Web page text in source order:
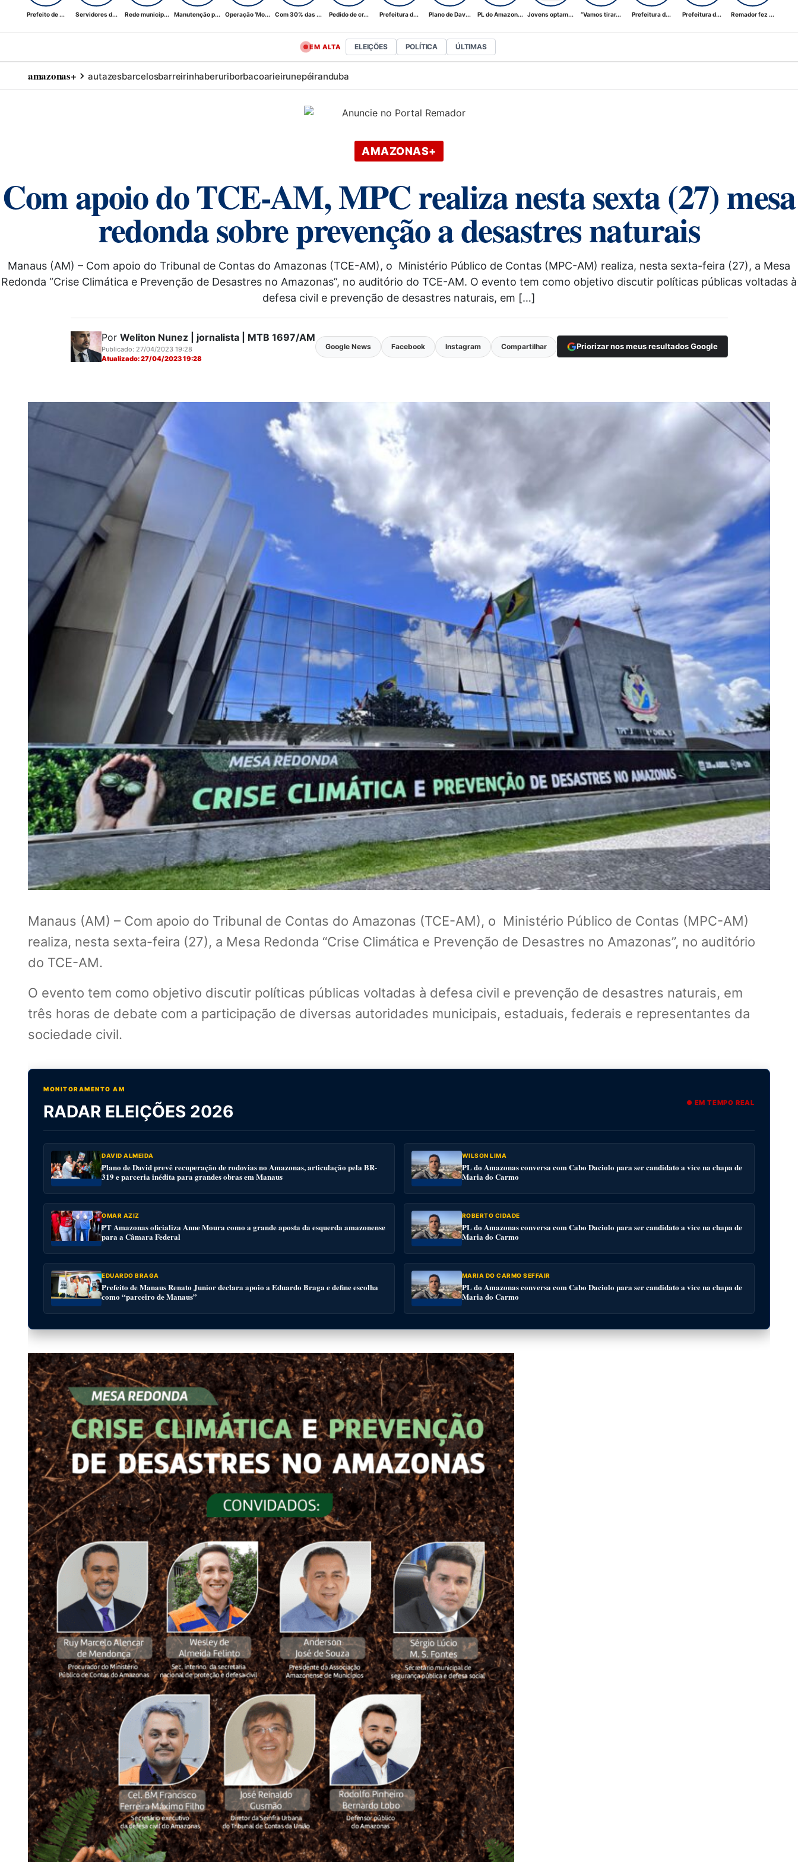
Prefeito de ... Servidores d... Rede municip... Manutenção p... Operação ‘Mo... Com 30% das ... Pedido de cr... Prefeitura d... Plano de Dav... PL do Amazon... Jovens optam... “Vamos tirar... Prefeitura d... Prefeitura d... Remador fez ...
EM ALTA ELEIÇÕES POLÍTICA ÚLTIMAS
amazonas+ autazesbarcelosbarreirinhaberuriborbacoarieirunepéiranduba
AMAZONAS+
Com apoio do TCE-AM, MPC realiza nesta sexta (27) mesa
redonda sobre prevenção a desastres naturais
Manaus (AM) – Com apoio do Tribunal de Contas do Amazonas (TCE-AM), o Ministério Público de Contas (MPC-AM) realiza, nesta sexta-feira (27), a Mesa
Redonda “Crise Climática e Prevenção de Desastres no Amazonas”, no auditório do TCE-AM. O evento tem como objetivo discutir políticas públicas voltadas à
defesa civil e prevenção de desastres naturais, em […]
Por Weliton Nunez | jornalista | MTB 1697/AM
Publicado: 27/04/2023 19:28
Atualizado: 27/04/2023 19:28
Google News Facebook Instagram Compartilhar Priorizar nos meus resultados Google
Manaus (AM) – Com apoio do Tribunal de Contas do Amazonas (TCE-AM), o Ministério Público de Contas (MPC-AM)
realiza, nesta sexta-feira (27), a Mesa Redonda “Crise Climática e Prevenção de Desastres no Amazonas”, no auditório
do TCE-AM.
O evento tem como objetivo discutir políticas públicas voltadas à defesa civil e prevenção de desastres naturais, em
três horas de debate com a participação de diversas autoridades municipais, estaduais, federais e representantes da
sociedade civil.
MONITORAMENTO AM
RADAR ELEIÇÕES 2026 ● EM TEMPO REAL
DAVID ALMEIDA
Plano de David prevê recuperação de rodovias no Amazonas, articulação pela BR-
319 e parceria inédita para grandes obras em Manaus
WILSON LIMA
PL do Amazonas conversa com Cabo Daciolo para ser candidato a vice na chapa de
Maria do Carmo
OMAR AZIZ
PT Amazonas oficializa Anne Moura como a grande aposta da esquerda amazonense
para a Câmara Federal
ROBERTO CIDADE
PL do Amazonas conversa com Cabo Daciolo para ser candidato a vice na chapa de
Maria do Carmo
EDUARDO BRAGA
Prefeito de Manaus Renato Junior declara apoio a Eduardo Braga e define escolha
como “parceiro de Manaus”
MARIA DO CARMO SEFFAIR
PL do Amazonas conversa com Cabo Daciolo para ser candidato a vice na chapa de
Maria do Carmo